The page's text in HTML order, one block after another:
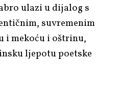
ulazi u dijalog s
suvremenim
i mekoću i oštrinu,
ljepotu poetske